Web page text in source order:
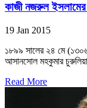
কাজী নজরুল ইসলামের
19 Jan 2015
১৮৯৯ সালের ২৪ মে (১৩০৬
আসানসোল মহকুমার
Read More